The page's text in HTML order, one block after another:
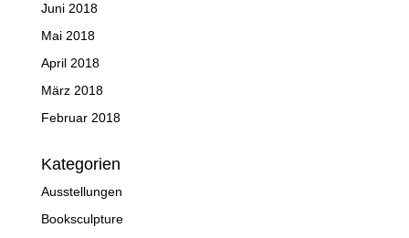
Juni 2018
Mai 2018
April 2018
März 2018
Februar 2018
Kategorien
Ausstellungen
Booksculpture